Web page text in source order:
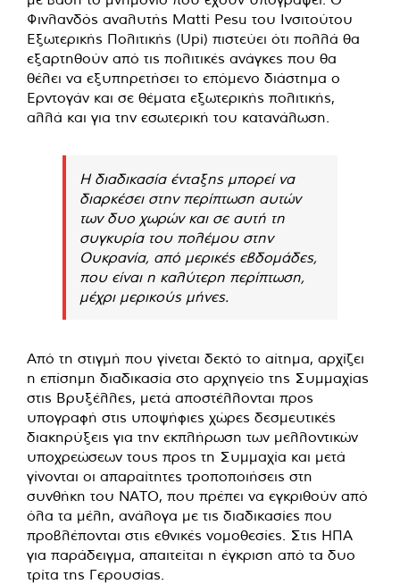
Φινλανδός αναλυτής Matti Pesu του Ινσιτούτου
Εξωτερικής Πολιτικής (Upi) πιστεύει ότι πολλά θα
εξαρτηθούν από τις πολιτικές ανάγκες που θα
θέλει να εξυπηρετήσει το επόμενο διάστημα ο
Ερντογάν και σε θέματα εξωτερικής πολιτικής,
αλλά και για την εσωτερική του κατανάλωση.
Η διαδικασία ένταξης μπορεί να
διαρκέσει στην περίπτωση αυτών
των δυο χωρών και σε αυτή τη
συγκυρία του πολέμου στην
Ουκρανία, από μερικές εβδομάδες,
που είναι η καλύτερη περίπτωση,
μέχρι μερικούς μήνες.
Από τη στιγμή που γίνεται δεκτό το αίτημα, αρχίζει
η επίσημη διαδικασία στο αρχηγείο της Συμμαχίας
στις Βρυξέλλες, μετά αποστέλλονται προς
υπογραφή στις υποψήφιες χώρες δεσμευτικές
διακηρύξεις για την εκπλήρωση των μελλοντικών
υποχρεώσεων τους προς τη Συμμαχία και μετά
γίνονται οι απαραίτητες τροποποιήσεις στη
συνθήκη του ΝΑΤΟ, που πρέπει να εγκριθούν από
όλα τα μέλη, ανάλογα με τις διαδικασίες που
προβλέπονται στις εθνικές νομοθεσίες. Στις ΗΠΑ
για παράδειγμα, απαιτείται η έγκριση από τα δυο
τρίτα της Γερουσίας.